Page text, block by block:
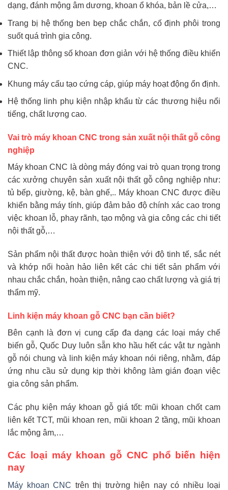
dạng, đánh mộng âm dương, khoan ổ khóa, bản lề cửa,…
Trang bị hệ thống ben bẹp chắc chắn, cố định phôi trong
suốt quá trình gia công.
Thiết lập thông số khoan đơn giản với hệ thống điều khiển
CNC.
Khung máy cấu tạo cứng cáp, giúp máy hoạt động ổn định.
Hệ thống linh phụ kiện nhập khẩu từ các thương hiệu nổi
tiếng, chất lượng cao.
Vai trò máy khoan CNC trong sản xuất nội thất gỗ công
nghiệp
Máy khoan CNC là dòng máy đóng vai trò quan trọng trong
các xưởng chuyên sản xuất nội thất gỗ công nghiệp như:
tủ bếp, giường, kệ, bàn ghế,.. Máy khoan CNC được điều
khiển bằng máy tính, giúp đảm bảo độ chính xác cao trong
việc khoan lỗ, phay rãnh, tạo mộng và gia công các chi tiết
nội thất gỗ,…
Sản phẩm nội thất được hoàn thiện với độ tinh tế, sắc nét
và khớp nối hoàn hảo liên kết các chi tiết sản phẩm với
nhau chắc chắn, hoàn thiện, nâng cao chất lượng và giá trị
thẩm mỹ.
Linh kiện máy khoan gỗ CNC bạn cần biết?
Bên cạnh là đơn vị cung cấp đa dạng các loại máy chế
biến gỗ, Quốc Duy luôn sẵn kho hầu hết các vật tư ngành
gỗ nói chung và linh kiện máy khoan nói riêng, nhằm, đáp
ứng nhu cầu sử dụng kịp thời không làm gián đoạn việc
gia công sản phẩm.
Các phụ kiện máy khoan gỗ giá tốt: mũi khoan chốt cam
liên kết TCT, mũi khoan ren, mũi khoan 2 tầng, mũi khoan
lắc mộng âm,…
Các loại máy khoan gỗ CNC phổ biến hiện
nay
Máy khoan CNC trên thị trường hiện nay có nhiều loại